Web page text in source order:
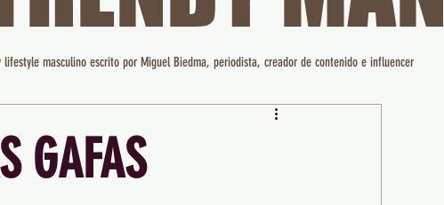
GAFAS
masculino escrito por Miguel Biedma, periodista, creador de contenido e influencer